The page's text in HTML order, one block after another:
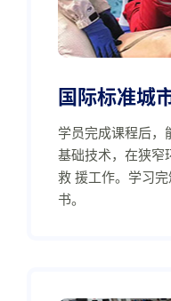
国际标准城
学员完成课程后，
基础技术，在狭窄
救 援工作。学习
书。